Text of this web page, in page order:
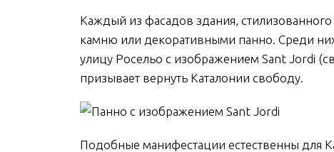
Каждый из фасадов здания,
камню или декоративными панно. Среди
улицу Росельо с изображением Sant Jordi
призывает вернуть Каталонии свободу.
Подобные манифестации естественны для